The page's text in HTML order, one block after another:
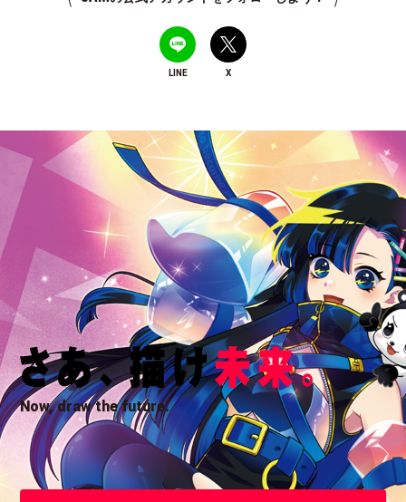
LINE X
Now, draw the future.